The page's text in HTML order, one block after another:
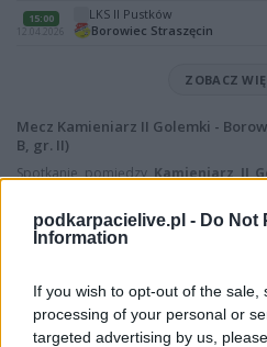
podkarpacielive.pl - Do Not
Information
If you wish to opt-out of the
processing of your personal or
targeted advertising by us,
15:00
12.04.2026
LKS II Pustków
Borowiec Straszęcin
ZOBACZ
Mecz Kamieniarz II Golemki -
B, gr. II)
Spotkanie pomiędzyKamieniarz II
Klasa B, gr. II).
Na stroniePodkarpacieLive.pl
spotkania . To kompletne źródło
lokalnej piłki nożnej. Jeżeli aktualnie
pracujemy nad tym żeby je uzupełnić.